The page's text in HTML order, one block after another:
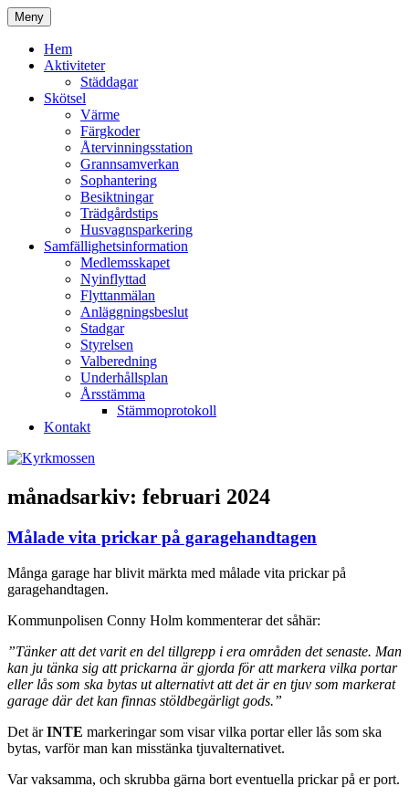
Hoppa
till
innehåll
Kyrkmossen
Meny
Hem
Aktiviteter
Städdagar
Skötsel
Värme
Färgkoder
Återvinningsstation
Grannsamverkan
Sophantering
Besiktningar
Trädgårdstips
Husvagnsparkering
Samfällighetsinformation
Medlemsskapet
Nyinflyttad
Flyttanmälan
Anläggningsbeslut
Stadgar
Styrelsen
Valberedning
Underhållsplan
Årsstämma
Stämmoprotokoll
Kontakt
månadsarkiv: februari 2024
Målade vita prickar på garagehandtagen
Många garage har blivit märkta med målade vita prickar på
garagehandtagen.
Kommunpolisen Conny Holm kommenterar det såhär:
”Tänker att det varit en del tillgrepp i era områden det senaste. Man
kan ju tänka sig att prickarna är gjorda för att markera vilka portar
eller lås som ska bytas ut alternativt att det är en tjuv som markerat
garage där det kan finnas stöldbegärligt gods.”
Det ärINTE markeringar som visar vilka portar eller lås som ska
bytas, varför man kan misstänka tjuvalternativet.
Var vaksamma, och skrubba gärna bort eventuella prickar på er port.